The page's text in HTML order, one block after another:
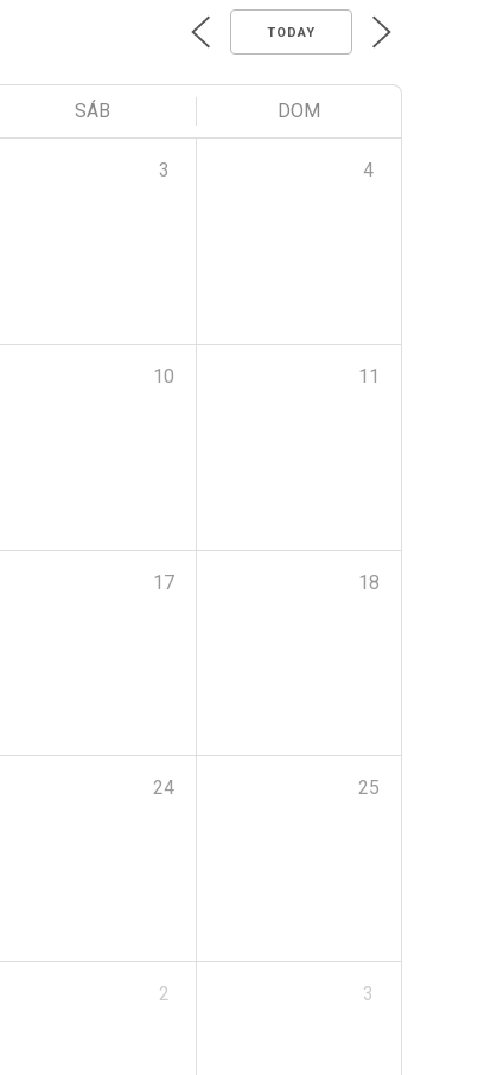
TODAY
SÁB DOM
3 4
10 11
17 18
24 25
2 3